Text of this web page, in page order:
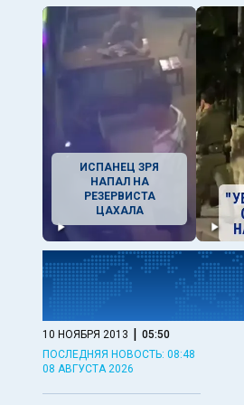
ИСПАНЕЦ ЗРЯ
НАПАЛ НА
РЕЗЕРВИСТА
ЦАХАЛА
10 НОЯБРЯ 2013 | 05:50
ПОСЛЕДНЯЯ НОВОСТЬ: 08:48
08 АВГУСТА 2026